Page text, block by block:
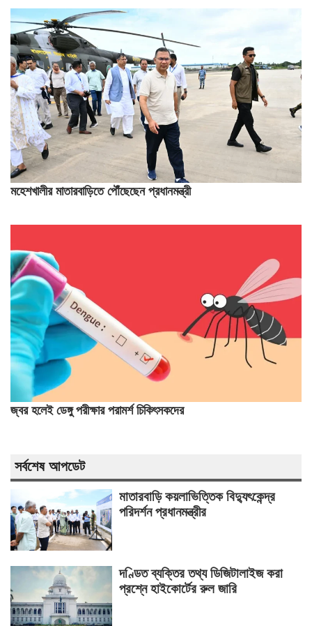
মহেশখালীর মাতারবাড়িতে পৌঁছেছেন প্রধানমন্ত্রী
জ্বর হলেই ডেঙ্গু পরীক্ষার পরামর্শ চিকিৎসকদের
সর্বশেষ আপডেট
মাতারবাড়ি কয়লাভিত্তিক বিদ্যুৎকেন্দ্র
পরিদর্শন প্রধানমন্ত্রীর
দণ্ডিত ব্যক্তির তথ্য ডিজিটালাইজ করা
প্রশ্নে হাইকোর্টের রুল জারি